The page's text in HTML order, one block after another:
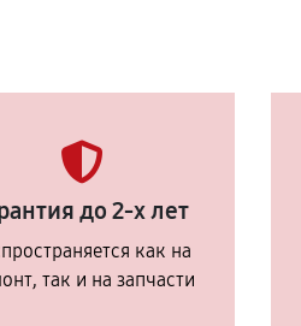
до 2-х лет
как на
так и на запчасти